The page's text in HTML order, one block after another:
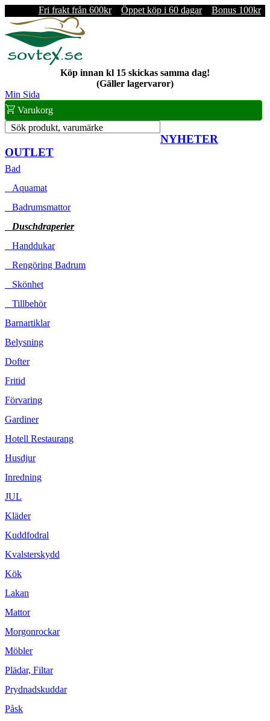
Fri frakt från 600kr Öppet köp i 60 dagar Bonus 100kr
Köp innan kl 15 skickas samma dag!
(Gäller lagervaror)
Min Sida
Varukorg
Sök produkt, varumärke
NYHETER
OUTLET
Bad
Aquamat
Badrumsmattor
Duschdraperier
Handdukar
Rengöring Badrum
Skönhet
Tillbehör
Barnartiklar
Belysning
Dofter
Fritid
Förvaring
Gardiner
Hotell Restaurang
Husdjur
Inredning
JUL
Kläder
Kuddfodral
Kvalsterskydd
Kök
Lakan
Mattor
Morgonrockar
Möbler
Plädar, Filtar
Prydnadskuddar
Påsk